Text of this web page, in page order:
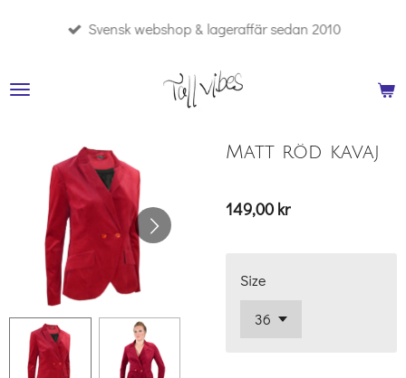
Svensk webshop & lageraffär sedan 2010
Matt röd kavaj
149,00 kr
Size